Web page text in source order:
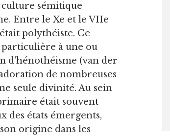
culture sémitique
Entre le Xe et le VIIe
polythéiste. Ce
à une ou
d'hénothéisme (van der
de nombreuses
seule divinité. Au sein
était souvent
des états émergents,
origine dans les